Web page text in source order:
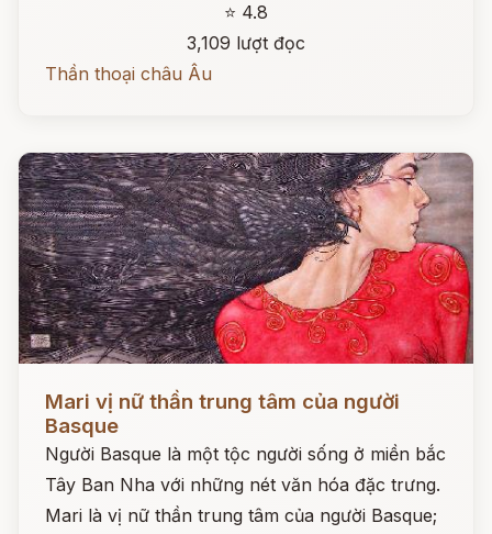
⭐ 4.8
3,109 lượt đọc
Thần thoại châu Âu
Mari vị nữ thần trung tâm của người
Basque
Người Basque là một tộc người sống ở miền bắc
Tây Ban Nha với những nét văn hóa đặc trưng.
Mari là vị nữ thần trung tâm của người Basque;